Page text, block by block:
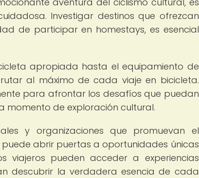
Investigar destinos que ofrezcan
de participar en homestays, es esencial
apropiada hasta el equipamiento de
al máximo de cada viaje en bicicleta.
para afrontar los desafíos que puedan
momento de exploración cultural.
y organizaciones que promuevan el
abrir puertas a oportunidades únicas
viajeros pueden acceder a experiencias
descubrir la verdadera esencia de cada